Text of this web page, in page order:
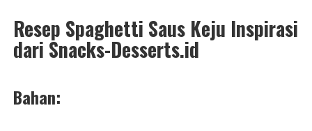
Resep Spaghetti Saus Keju Inspirasi
dari Snacks-Desserts.id
Bahan: